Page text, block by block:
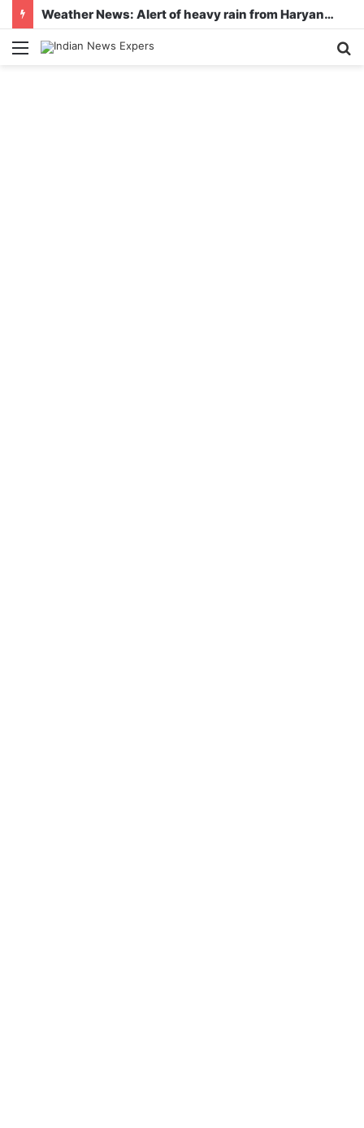
Weather News: Alert of heavy rain from Haryana-Gujarat to Odisha, monsoon is active in many states
Menu